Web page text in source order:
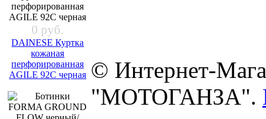
0 руб.
DAINESE Куртка
кожаная
перфорированная
AGILE 92C черная © Интернет-
"МОТОГАНЗА".